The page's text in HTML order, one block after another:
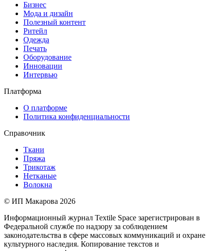
Бизнес
Мода и дизайн
Полезный контент
Ритейл
Одежда
Печать
Оборудование
Инновации
Интервью
Платформа
О платформе
Политика конфиденциальности
Справочник
Ткани
Пряжа
Трикотаж
Нетканые
Волокна
© ИП Макарова 2026
Информационный журнал Textile Space зарегистрирован в
Федеральной службе по надзору за соблюдением
законодательства в сфере массовых коммуникаций и охране
культурного наследия. Копирование текстов и